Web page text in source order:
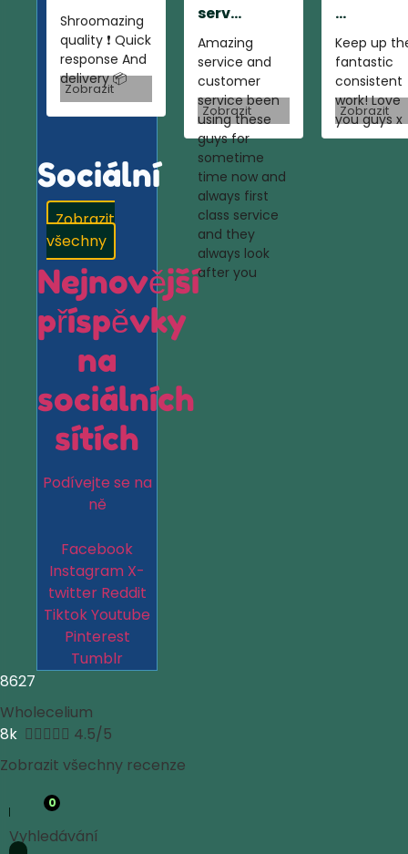
Shroomazing
quality ❗️ Quick
response And
delivery 📦
Zobrazit
serv...
Amazing
service and
customer
service been
using these
guys for
sometime
time now and
always first
class service
and they
always look
after you
Zobrazit
...
Keep up
fantastic
consistent
work! Love
you guys x
Zobrazit
Sociální
Zobrazit
všechny
Nejnovější
příspěvky
na
sociálních
sítích
Podívejte se na
ně
Facebook
Instagram X-
twitter Reddit
TiktokYoutube
Pinterest
Tumblr
8627
Wholecelium
8k  4.5/5
Zobrazit všechny recenze
0
Vyhledávání